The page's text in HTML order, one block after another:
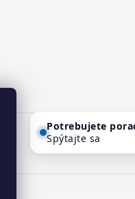
Spýtajte sa nášho
Mediho.